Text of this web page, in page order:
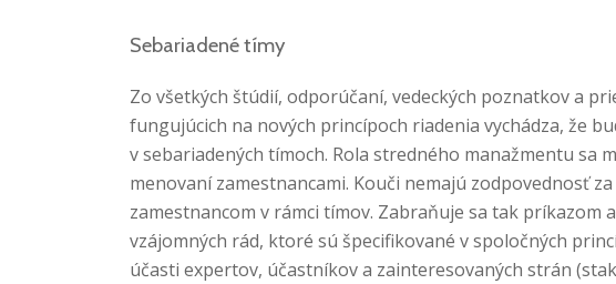
Sebariadené tímy
Zo všetkých štúdií, odporúčaní, vedeckých poznatkov a
fungujúcich na nových princípoch riadenia vychádza, že
v sebariadených tímoch. Rola stredného manažmentu sa
menovaní zamestnancami. Kouči nemajú zodpovednosť
zamestnancom v rámci tímov. Zabraňuje sa tak príkazom
vzájomných rád, ktoré sú špecifikované v spoločných
účasti expertov, účastníkov a zainteresovaných strán